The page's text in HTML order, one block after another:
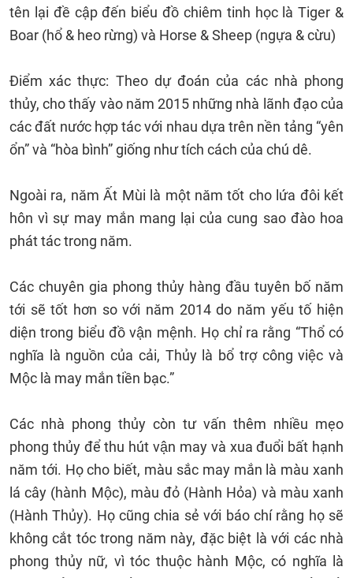
tên lại đề cập đến biểu đồ chiêm tinh học là Tiger &
Boar (hổ & heo rừng) và Horse & Sheep (ngựa & cừu)
Điểm xác thực: Theo dự đoán của các nhà phong
thủy, cho thấy vào năm 2015 những nhà lãnh đạo của
các đất nước hợp tác với nhau dựa trên nền tảng “yên
ổn” và “hòa bình” giống như tích cách của chú dê.
Ngoài ra, năm Ất Mùi là một năm tốt cho lứa đôi kết
hôn vì sự may mắn mang lại của cung sao đào hoa
phát tác trong năm.
Các chuyên gia phong thủy hàng đầu tuyên bố năm
tới sẽ tốt hơn so với năm 2014 do năm yếu tố hiện
diện trong biểu đồ vận mệnh. Họ chỉ ra rằng “Thổ có
nghĩa là nguồn của cải, Thủy là bổ trợ công việc và
Mộc là may mắn tiền bạc.”
Các nhà phong thủy còn tư vấn thêm nhiều mẹo
phong thủy để thu hút vận may và xua đuổi bất hạnh
năm tới. Họ cho biết, màu sắc may mắn là màu xanh
lá cây (hành Mộc), màu đỏ (Hành Hỏa) và màu xanh
(Hành Thủy). Họ cũng chia sẻ với báo chí rằng họ sẽ
không cắt tóc trong năm này, đặc biệt là với các nhà
phong thủy nữ, vì tóc thuộc hành Mộc, có nghĩa là